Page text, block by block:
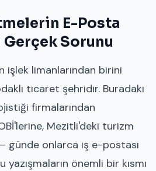
E-Posta
Sorunu
işlek limanlarından birini
ticaret şehridir. Buradaki
firmalarından
Mezitli'deki turizm
günde onlarca iş e-postası
önemli bir kısmı